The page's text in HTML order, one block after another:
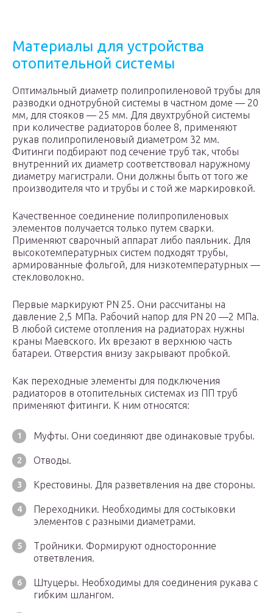
Материалы для устройства
отопительной системы
Оптимальный диаметр полипропиленовой трубы для
разводки однотрубной системы в частном доме — 20
мм, для стояков — 25 мм. Для двухтрубной системы
при количестве радиаторов более 8, применяют
рукав полипропиленовый диаметром 32 мм.
Фитинги подбирают под сечение труб так, чтобы
внутренний их диаметр соответствовал наружному
диаметру магистрали. Они должны быть от того же
производителя что и трубы и с той же маркировкой.
Качественное соединение полипропиленовых
элементов получается только путем сварки.
Применяют сварочный аппарат либо паяльник. Для
высокотемпературных систем подходят трубы,
армированные фольгой, для низкотемпературных —
стекловолокно.
Первые маркируют PN 25. Они рассчитаны на
давление 2,5 МПа. Рабочий напор для PN 20 —2 МПа.
В любой системе отопления на радиаторах нужны
краны Маевского. Их врезают в верхнюю часть
батареи. Отверстия внизу закрывают пробкой.
Как переходные элементы для подключения
радиаторов в отопительных системах из ПП труб
применяют фитинги. К ним относятся:
Муфты. Они соединяют две одинаковые трубы.
Отводы.
Крестовины. Для разветвления на две стороны.
Переходники. Необходимы для состыковки
элементов с разными диаметрами.
Тройники. Формируют односторонние
ответвления.
Штуцеры. Необходимы для соединения рукава с
гибким шлангом.